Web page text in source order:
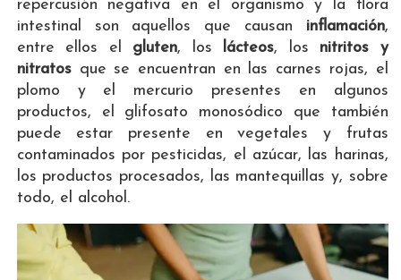
repercusión negativa en el organismo y la flora
intestinal son aquellos que causan inflamación,
entre ellos el gluten, los lácteos, los nitritos y
nitratosque se encuentran en las carnes rojas, el
plomo y el mercurio presentes en algunos
productos, el glifosato monosódico que también
puede estar presente en vegetales y frutas
contaminados por pesticidas, el azúcar, las harinas,
los productos procesados, las mantequillas y, sobre
todo, el alcohol.